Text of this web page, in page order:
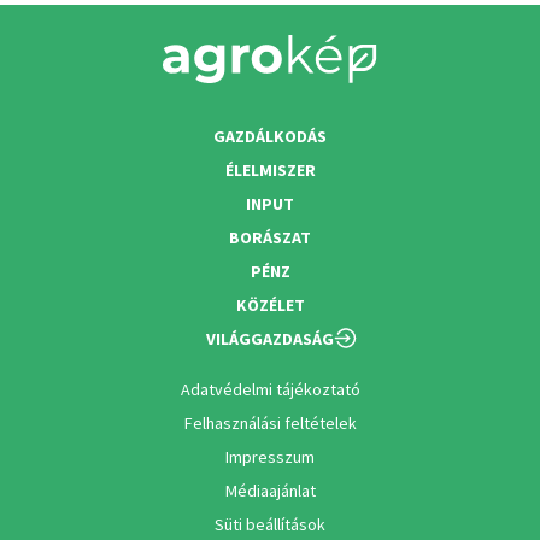
GAZDÁLKODÁS
ÉLELMISZER
INPUT
BORÁSZAT
PÉNZ
KÖZÉLET
VILÁGGAZDASÁG
Adatvédelmi tájékoztató
Felhasználási feltételek
Impresszum
Médiaajánlat
Süti beállítások